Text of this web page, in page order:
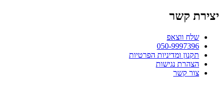
יצירת קשר
שלח ווצאפ
050-9997396
תקנון ומדיניות הפרטיות
הצהרת נגישות
צור קשר